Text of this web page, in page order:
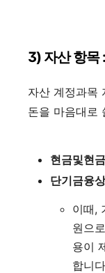
3) 자산 항목
자산 계정과목
돈을 마음대로
현금및현
단기금융
이때,
원으
용이
합니